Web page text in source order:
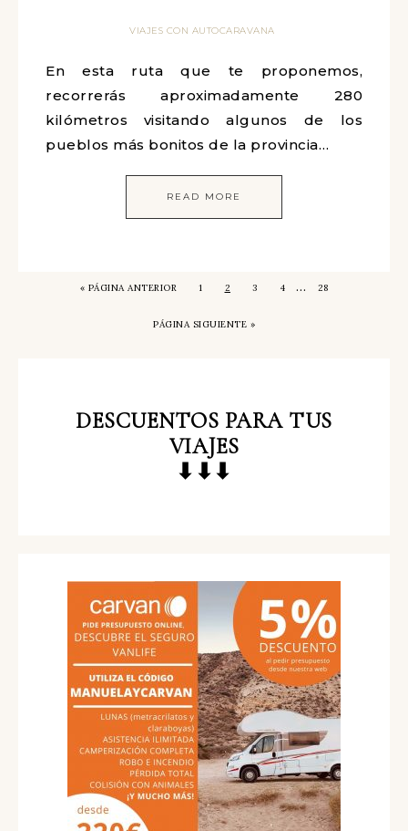
VIAJES CON AUTOCARAVANA
En esta ruta que te proponemos,
recorrerás aproximadamente 280
kilómetros visitando algunos de los
pueblos más bonitos de la provincia…
READ MORE
« PÁGINA ANTERIOR 1 2 3 4 … 28
PÁGINA SIGUIENTE »
DESCUENTOS PARA TUS
VIAJES
⬇⬇⬇